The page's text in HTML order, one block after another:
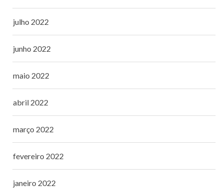
julho 2022
junho 2022
maio 2022
abril 2022
março 2022
fevereiro 2022
janeiro 2022